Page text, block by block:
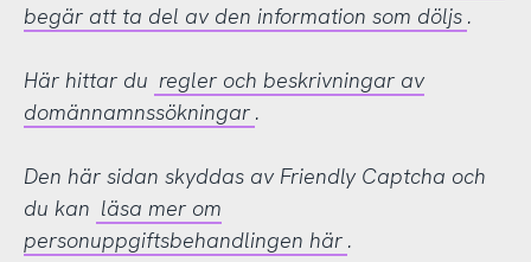
begär att ta del av den information som döljs .
Här hittar du regler och beskrivningar av
domännamnssökningar .
Den här sidan skyddas av Friendly Captcha och
du kan läsa mer om
personuppgiftsbehandlingen här .